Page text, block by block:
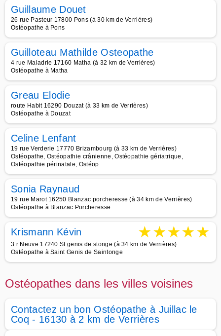
Guillaume Douet
26 rue Pasteur 17800 Pons (à 30 km de Verrières)
Ostéopathe à Pons
Guilloteau Mathilde Osteopathe
4 rue Maladrie 17160 Matha (à 32 km de Verrières)
Ostéopathe à Matha
Greau Elodie
route Habit 16290 Douzat (à 33 km de Verrières)
Ostéopathe à Douzat
Celine Lenfant
19 rue Verderie 17770 Brizambourg (à 33 km de Verrières)
Ostéopathe, Ostéopathie crânienne, Ostéopathie gériatrique,
Ostéopathie périnatale, Ostéop
Sonia Raynaud
19 rue Marot 16250 Blanzac porcheresse (à 34 km de Verrières)
Ostéopathe à Blanzac Porcheresse
Krismann Kévin ★★★★★
3 r Neuve 17240 St genis de stonge (à 34 km de Verrières)
Ostéopathe à Saint Genis de Saintonge
Ostéopathes dans les villes voisines
Contactez un bon Ostéopathe à Juillac le
Coq - 16130 à 2 km de Verrières